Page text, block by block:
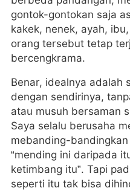
gontok-gontokan saja
kakek, nenek, ayah,
orang tersebut tetap
bercengkrama.
Benar, idealnya adalah
dengan sendirinya,
atau musuh bersaman
Saya selalu berusaha
mebanding-
“mending ini daripada
ketimbang itu”. Tapi
seperti itu tak bisa